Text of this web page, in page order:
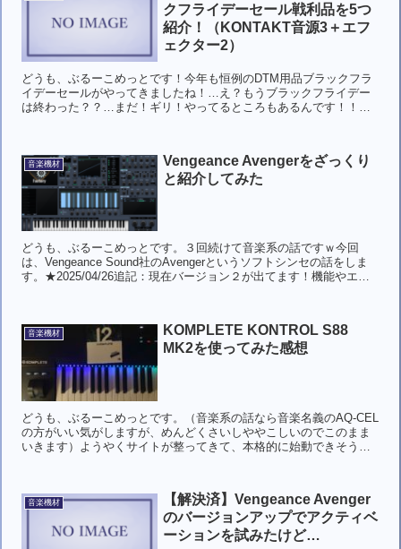
クフライデーセール戦利品を5つ
紹介！（KONTAKT音源3＋エフ
ェクター2）
どうも、ぶるーこめっとです！今年も恒例のDTM用品ブラックフラ
イデーセールがやってきましたね！…え？もうブラックフライデー
は終わった？？…まだ！ギリ！やってるところもあるんです！！…
音楽機材
Vengeance Avengerをざっくり
と紹介してみた
どうも、ぶるーこめっとです。３回続けて音楽系の話ですｗ今回
は、Vengeance Sound社のAvengerというソフトシンセの話をしま
す。★2025/04/26追記：現在バージョン２が出てます！機能やエフ
音楽機材
KOMPLETE KONTROL S88
MK2を使ってみた感想
どうも、ぶるーこめっとです。（音楽系の話なら音楽名義のAQ-CEL
の方がいい気がしますが、めんどくさいしややこしいのでこのまま
いきます）ようやくサイトが整ってきて、本格的に始動できそうで
音楽機材
【解決済】Vengeance Avenger
のバージョンアップでアクティベ
ーションを試みたけど…